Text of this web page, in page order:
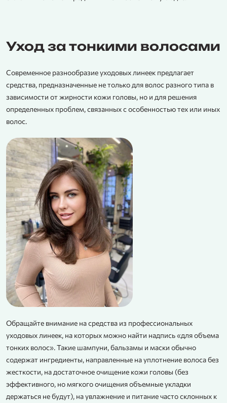
Уход за тонкими волосами
Современное разнообразие уходовых линеек предлагает
средства, предназначенные не только для волос разного типа в
зависимости от жирности кожи головы, но и для решения
определенных проблем, связанных с особенностью тех или иных
волос.
Обращайте внимание на средства из профессиональных
уходовых линеек, на которых можно найти надпись «для объема
тонких волос». Такие шампуни, бальзамы и маски обычно
содержат ингредиенты, направленные на уплотнение волоса без
жесткости, на достаточное очищение кожи головы (без
эффективного, но мягкого очищения объемные укладки
держаться не будут), на увлажнение и питание часто склонных к